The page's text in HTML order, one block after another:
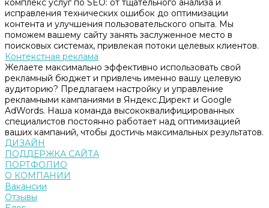
комплекс услуг по SEO: от тщательного анализа и
исправления технических ошибок до оптимизации
контента и улучшения пользовательского опыта. Мы
поможем вашему сайту занять заслуженное место в
поисковых системах, привлекая потоки целевых клиентов.
Контекстная реклама
Желаете максимально эффективно использовать свой
рекламный бюджет и привлечь именно вашу целевую
аудиторию? Предлагаем настройку и управление
рекламными кампаниями в Яндекс.Директ и Google
AdWords. Наша команда высококвалифицированных
специалистов постоянно работает над оптимизацией
ваших кампаний, чтобы достичь максимальных результатов.
ДИЗАЙН
ПОДДЕРЖКА САЙТА
ПОРТФОЛИО
О КОМПАНИИ
Вакансии
Отзывы